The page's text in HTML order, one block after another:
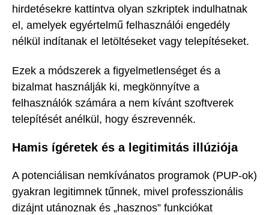
hirdetésekre kattintva olyan szkriptek indulhatnak
el, amelyek egyértelmű felhasználói engedély
nélkül indítanak el letöltéseket vagy telepítéseket.
Ezek a módszerek a figyelmetlenséget és a
bizalmat használják ki, megkönnyítve a
felhasználók számára a nem kívánt szoftverek
telepítését anélkül, hogy észrevennék.
Hamis ígéretek és a legitimitás illúziója
A potenciálisan nemkívánatos programok (PUP-ok)
gyakran legitimnek tűnnek, mivel professzionális
dizájnt utánoznak és „hasznos” funkciókat